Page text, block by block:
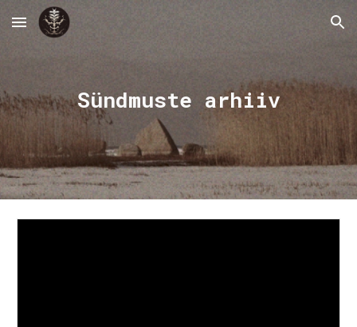
Skip to main content Skip to navigation
Sündmuste arhiiv